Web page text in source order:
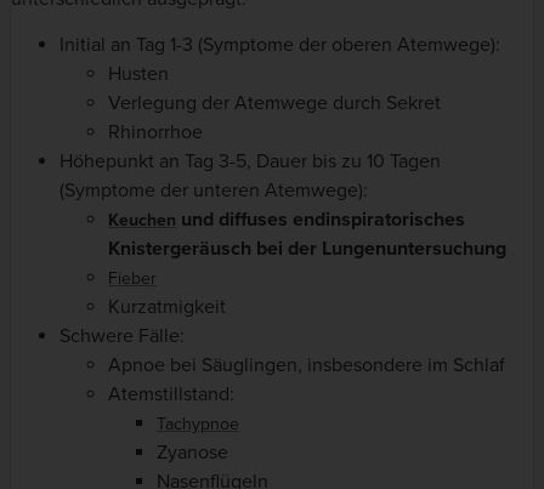
Initial an Tag 1-3 (Symptome der oberen Atemwege):
Husten
Verlegung der Atemwege durch Sekret
Rhinorrhoe
Höhepunkt an Tag 3-5, Dauer bis zu 10 Tagen
(Symptome der unteren Atemwege):
Keuchen und diffuses endinspiratorisches
Knistergeräusch bei der Lungenuntersuchung
Fieber
Kurzatmigkeit
Schwere Fälle:
Apnoe bei Säuglingen, insbesondere im Schlaf
Atemstillstand:
Tachypnoe
Zyanose
Nasenflügeln